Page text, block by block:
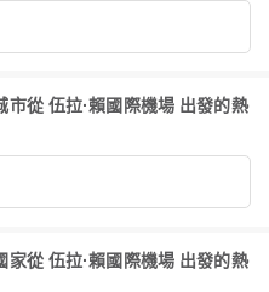
從 伍拉·賴國際機場 出發的熱
從 伍拉·賴國際機場 出發的熱